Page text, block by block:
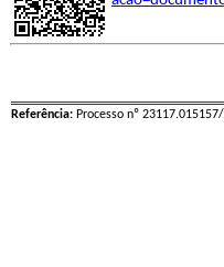
Referência: Processo nº